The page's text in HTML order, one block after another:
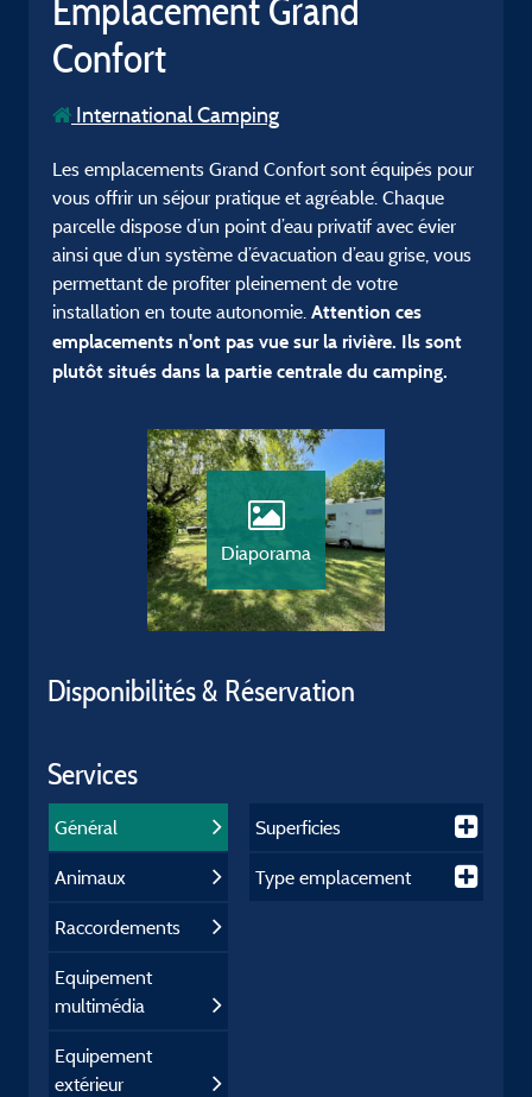
Emplacement Grand
Confort
International Camping
Les emplacements Grand Confort sont équipés pour
vous offrir un séjour pratique et agréable. Chaque
parcelle dispose d’un point d’eau privatif avec évier
ainsi que d’un système d’évacuation d’eau grise, vous
permettant de profiter pleinement de votre
installation en toute autonomie. Attention ces
emplacements n'ont pas vue sur la rivière. Ils sont
plutôt situés dans la partie centrale du camping.
Diaporama
Disponibilités & Réservation
Services
Général
Animaux
Raccordements
Equipement
multimédia
Equipement
extérieur
Superficies
Type emplacement